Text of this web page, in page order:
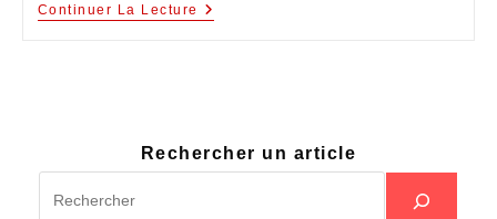
Continuer La Lecture
Rechercher un article